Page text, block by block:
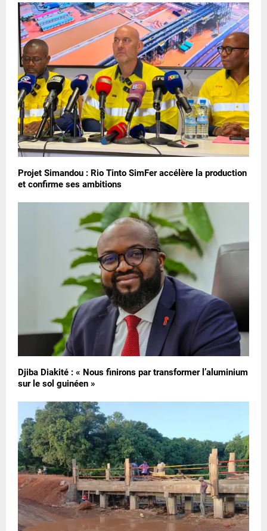
Projet Simandou : Rio Tinto SimFer accélère la production
et confirme ses ambitions
Djiba Diakité : « Nous finirons par transformer l’aluminium
sur le sol guinéen »